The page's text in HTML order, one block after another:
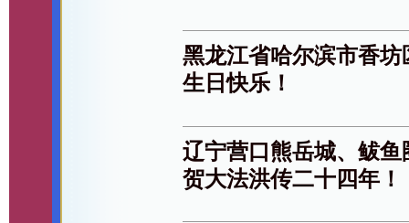
黑龙江省哈尔滨市香
生日快乐！
辽宁营口熊岳城、鲅
贺大法洪传二十四年！